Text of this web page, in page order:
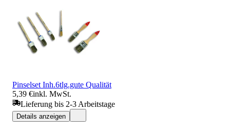
Pinselset Inh.6tlg.gute Qualität
5,39 €inkl. MwSt.
Lieferung bis 2-3 Arbeitstage
Details anzeigen